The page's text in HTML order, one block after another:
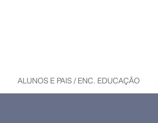
ALUNOS E PAIS / ENC. EDUCAÇÃO